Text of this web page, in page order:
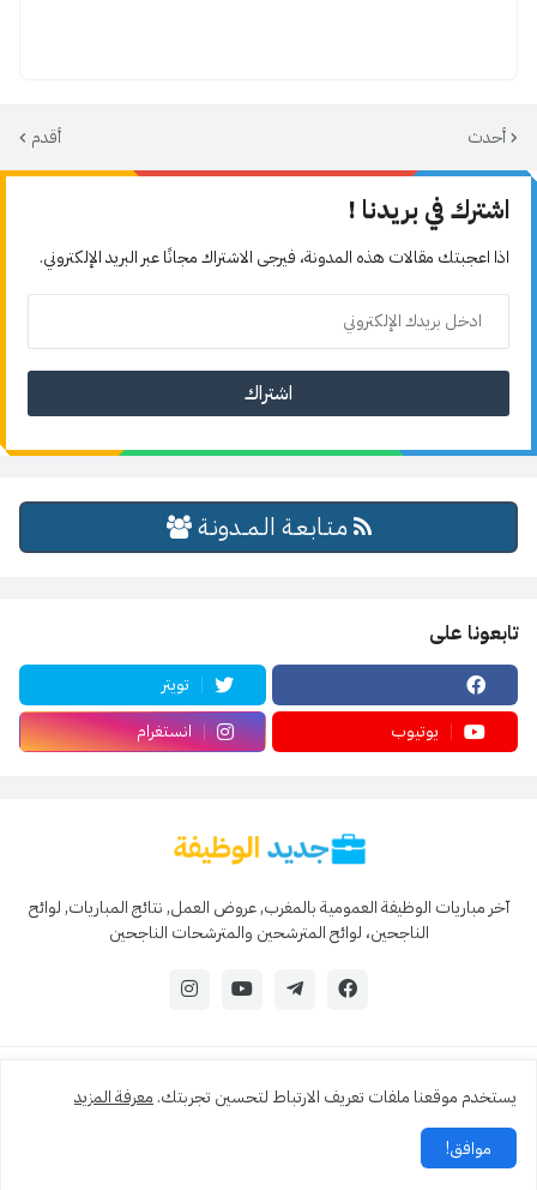
أحدث أقدم
اشترك في بريدنا !
اذا اعجبتك مقالات هذه المدونة، فيرجى الاشتراك مجانًا عبر البريد الإلكتروني.
مـتـابـعـة الـمــدونـة
تابعونا على
تويتر
يوتيوب
انستغرام
آخر مباريات الوظيفة العمومية بالمغرب, عروض العمل, نتائج المباريات, لوائح
الناجحين، لوائح المترشحين والمترشحات الناجحين
© 2024 جميع الحقوق محفوظة - جديد الوظيفة
من نحن ؟
يستخدم موقعنا ملفات تعريف الارتباط لتحسين تجربتك. معرفة المزيد
موافق!